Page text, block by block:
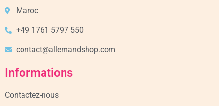
Maroc
+49 1761 5797 550
contact@allemandshop.com
Informations
Contactez-nous